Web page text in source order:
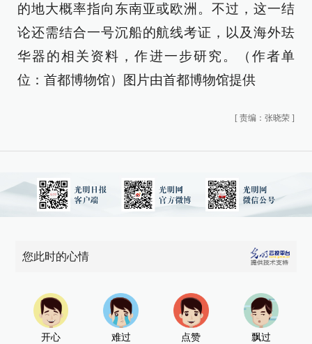
的地大概率指向东南亚或欧洲。不过，这一结
论还需结合一号沉船的航线考证，以及海外珐
华器的相关资料，作进一步研究。（作者单
位：首都博物馆）图片由首都博物馆提供
[ 责编：张晓荣 ]
您此时的心情
开心 难过 点赞 飘过